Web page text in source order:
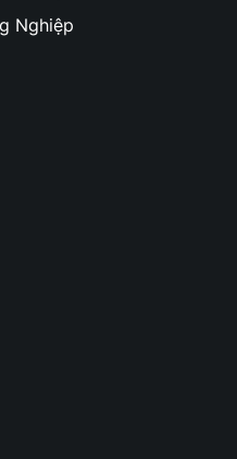
Nghiệp